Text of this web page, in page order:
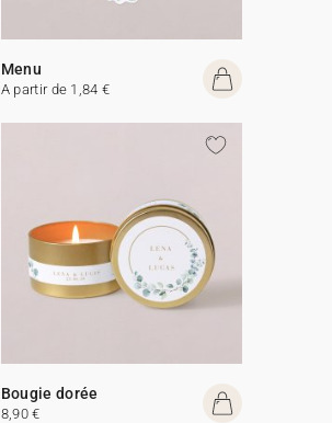
Menu
A partir de 1,84 €
Bougie dorée
8,90 €